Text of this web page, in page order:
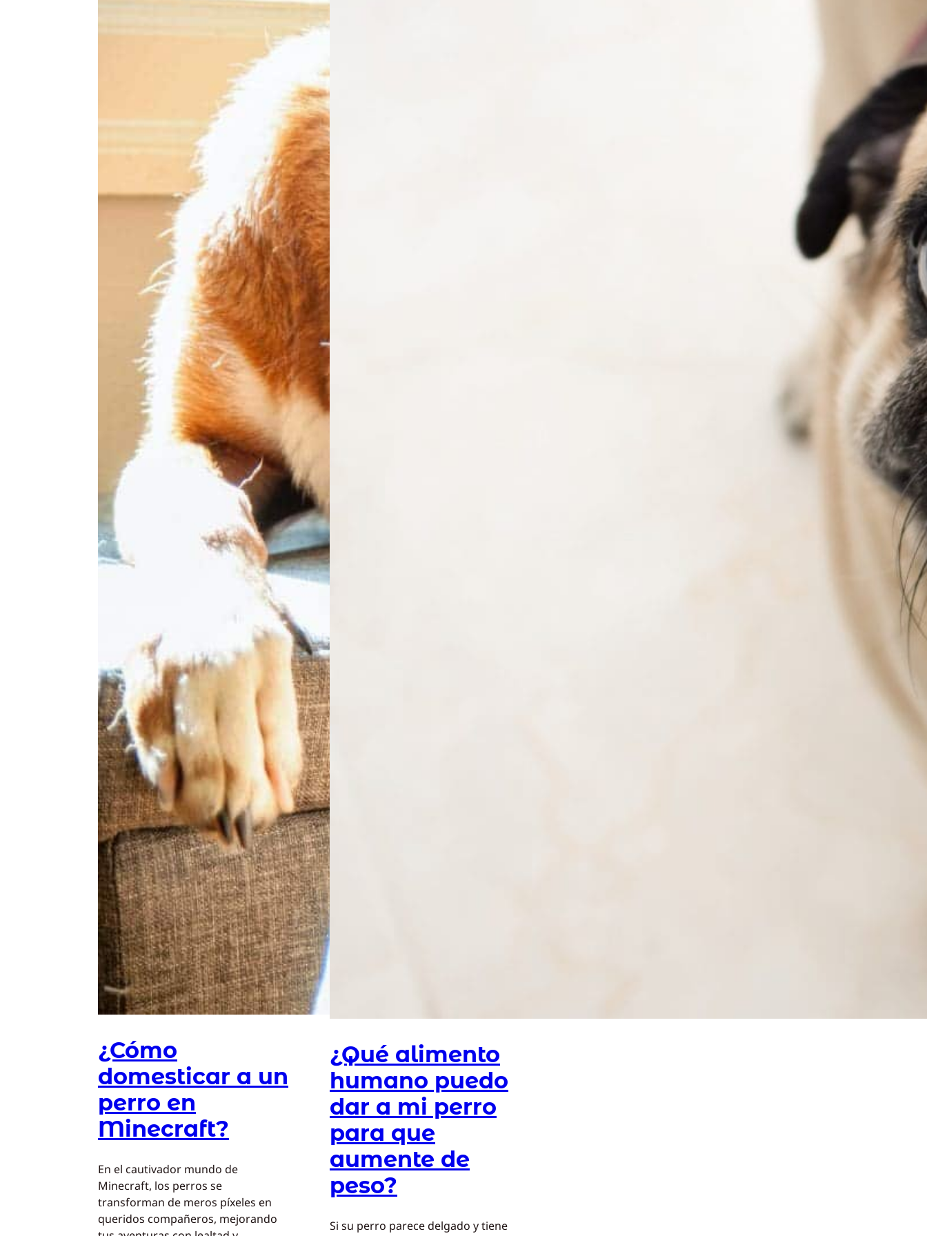
¿Cómo
domesticar a un
perro en
Minecraft?
En el cautivador mundo de
Minecraft, los perros se
transforman de meros píxeles en
queridos compañeros, mejorando
¿Qué alimento
humano puedo
dar a mi perro
para que
aumente de
peso?
Si su perro parece delgado y tiene